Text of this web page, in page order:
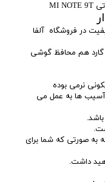
در فروشگاه آلفا
گارد هم محافظ گوشی
نرمی بوده
آسیب ها به عمل می
به صورتی که شما برای
داشت.